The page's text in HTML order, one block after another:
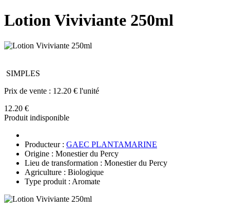
Lotion Viviviante 250ml
SIMPLES
Prix de vente : 12.20 € l'unité
12.20 €
Produit indisponible
Producteur : GAEC PLANTAMARINE
Origine : Monestier du Percy
Lieu de transformation : Monestier du Percy
Agriculture : Biologique
Type produit : Aromate